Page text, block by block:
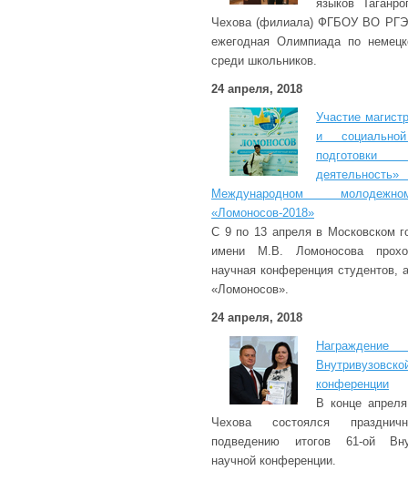
языков
Чехова (филиала) ФГБОУ ВО
ежегодная Олимпиада по
среди школьников.
24 апреля, 2018
Участие
и
подготовки
Международном
«Ломоносов-2018»
С 9 по 13 апреля в Московском
имени М.В. Ломоносова
научная конференция
«Ломоносов».
24 апреля, 2018
конференции
В конце
Чехова состоялся
подведению итогов 61-ой
научной конференции.